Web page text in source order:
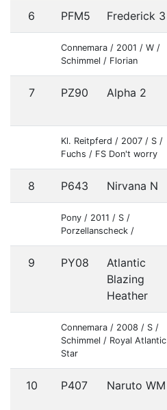
6 PFM5 Frederick 3
Connemara / 2001 / W /
Schimmel / Florian
7 PZ90 Alpha 2
Kl. Reitpferd / 2007 / S /
Fuchs / FS Don't worry
8 P643 Nirvana N
Pony / 2011 / S /
Porzellanscheck /
9 PY08
Atlantic
Blazing
Heather
Connemara / 2008 / S /
Schimmel / Royal Atlantic
Star
10 P407 Naruto WM